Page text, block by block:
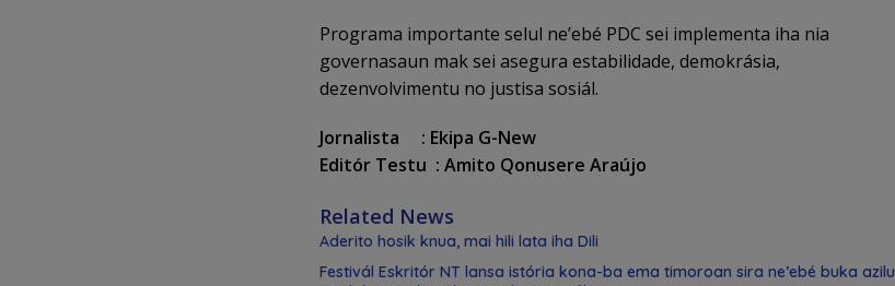
Programa importante selul ne’ebé PDC sei implementa iha nia
governasaun mak sei asegura estabilidade, demokrásia,
dezenvolvimentu no justisa sosiál.
Jornalista : Ekipa G-New
Editór Testu : Amito Qonusere Araújo
Related News
Aderito hosik knua, mai hili lata iha Dili
Festivál Eskritór NT lansa istória kona-ba ema timoroan sira ne’ebé buka azilu